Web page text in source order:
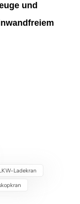
und
Ladekran